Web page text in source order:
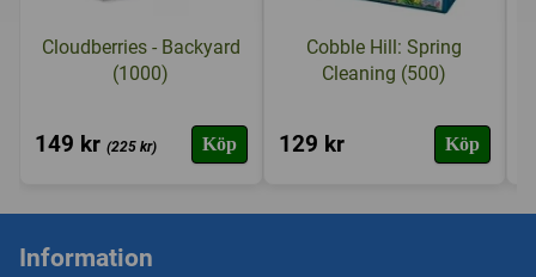
Cloudberries - Backyard
(1000)
149 kr (225 kr) Köp
Cobble Hill: Spring
Cleaning (500)
129 kr Köp
Information